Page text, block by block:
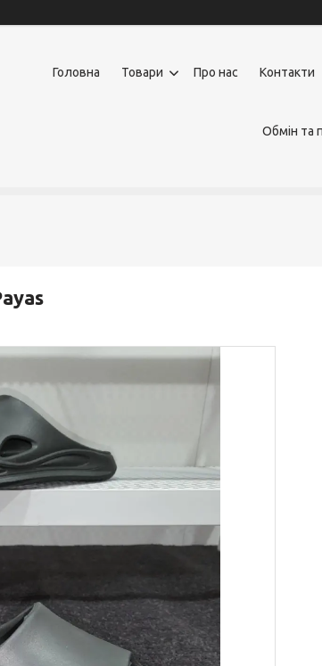
Головна Товари Про нас Контакти
Обмін та